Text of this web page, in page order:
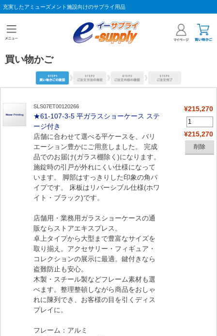
充実したアミューズメント施設向けのサプライ用品
買い物かご
SLS07ET00120266
★61-107-3-5 平ガラスショーケース ステ
ージ付き
店舗に合わせて選べる平ケースを、バリ
エーション豊かにご用意しました。 完成
品でのお届け(ガラス棚除く)になります。
施錠時の引戸が外れにくい仕様になって
います。 脚部はすっきりした印象の角パ
イプです。 床板はリバーシブル仕様(ホワ
イト・ブラック)です。
店舗用・業務用ガラスショーケースの通
販ならストアエキスプレス。
卓上タイプから大型まで豊富なサイズを
取り揃え。アクセサリー・フィギュア・
コレクションの展示に最適。鍵付きなら
盗難防止も安心。
木製・スチール製などフレーム素材も選
べます。整理整頓しながら商品をおしゃ
れに陳列でき、お客様の目を引くディス
プレイに。
フレーム：アルミ
¥215,270
¥215,270